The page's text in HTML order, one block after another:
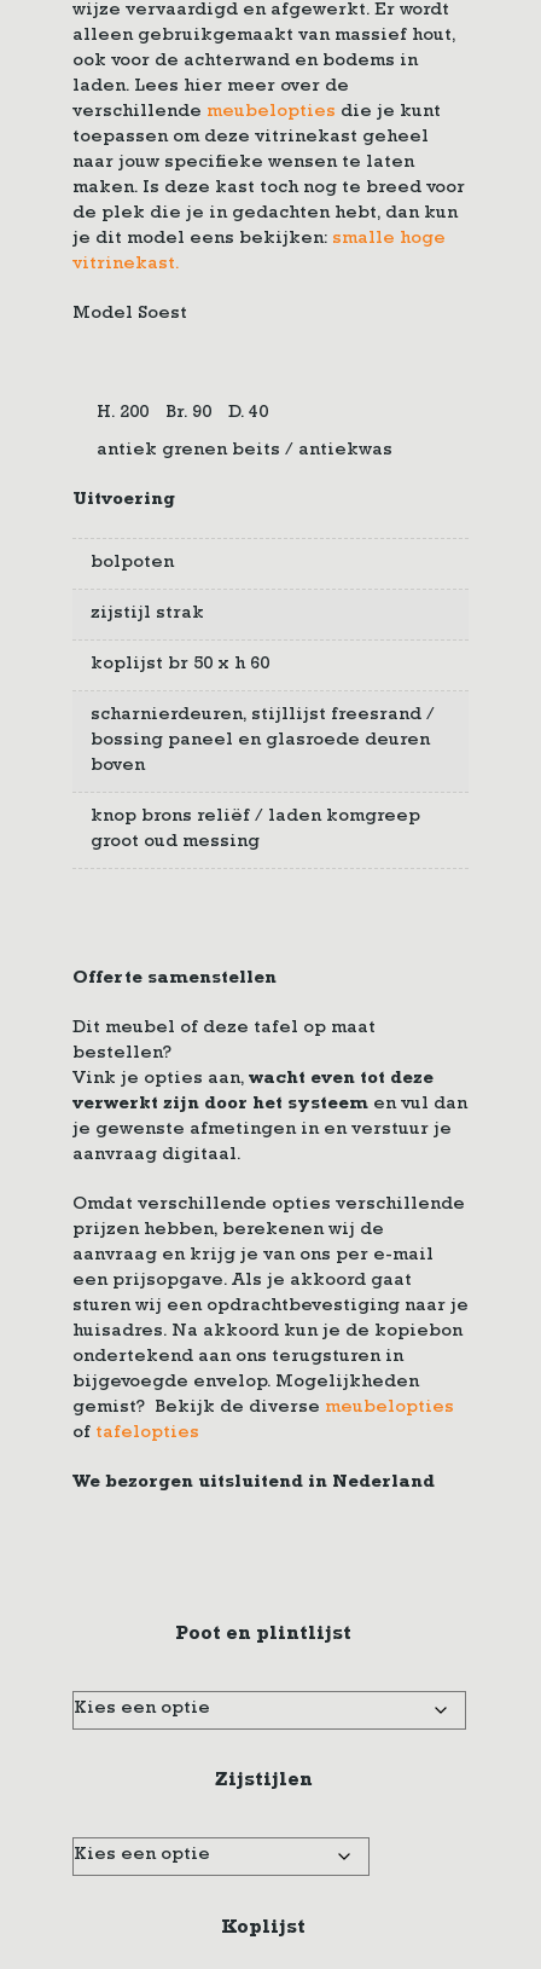
wijze vervaardigd en afgewerkt. Er wordt
alleen gebruikgemaakt van massief hout,
ook voor de achterwand en bodems in
laden. Lees hier meer over de
verschillende meubelopties die je kunt
toepassen om deze vitrinekast geheel
naar jouw specifieke wensen te laten
maken. Is deze kast toch nog te breed voor
de plek die je in gedachten hebt, dan kun
je dit model eens bekijken: smalle hoge
vitrinekast.
Model Soest
H. 200 Br. 90 D. 40
antiek grenen beits / antiekwas
Uitvoering
bolpoten
zijstijl strak
koplijst br 50 x h 60
scharnierdeuren, stijllijst freesrand /
bossing paneel en glasroede deuren
boven
knop brons reliëf / laden komgreep
groot oud messing
Offerte samenstellen
Dit meubel of deze tafel op maat
bestellen?
Vink je opties aan, wacht even tot deze
verwerkt zijn door het systeem en vul dan
je gewenste afmetingen in en verstuur je
aanvraag digitaal.
Omdat verschillende opties verschillende
prijzen hebben, berekenen wij de
aanvraag en krijg je van ons per e-mail
een prijsopgave. Als je akkoord gaat
sturen wij een opdrachtbevestiging naar je
huisadres. Na akkoord kun je de kopiebon
ondertekend aan ons terugsturen in
bijgevoegde envelop. Mogelijkheden
gemist? Bekijk de diverse meubelopties
of tafelopties
We bezorgen uitsluitend in Nederland
Poot en plintlijst
Zijstijlen
Koplijst